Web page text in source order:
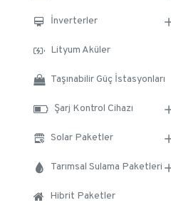
İnverterler
Lityum Aküler
Taşınabilir Güç İstasyonları
Şarj Kontrol Cihazı
Solar Paketler
Tarımsal Sulama Paketleri
Hibrit Paketler